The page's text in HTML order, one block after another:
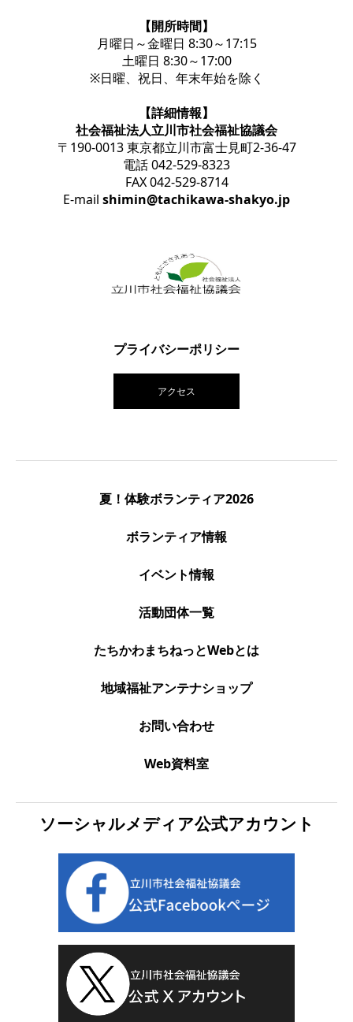
【開所時間】
月曜日～金曜日 8:30～17:15
土曜日 8:30～17:00
※日曜、祝日、年末年始を除く
【詳細情報】
社会福祉法人立川市社会福祉協議会
〒190-0013 東京都立川市富士見町2-36-47
電話 042-529-8323
FAX 042-529-8714
E-mail shimin@tachikawa-shakyo.jp
プライバシーポリシー
アクセス
夏！体験ボランティア2026
ボランティア情報
イベント情報
活動団体一覧
たちかわまちねっとWebとは
地域福祉アンテナショップ
お問い合わせ
Web資料室
ソーシャルメディア公式アカウント